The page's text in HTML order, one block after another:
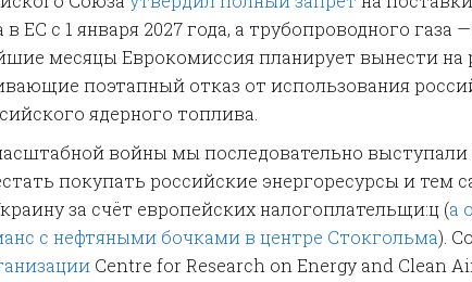
ЕС с 1 января 2027 года, а трубопроводного газа
месяцы Еврокомиссия планирует вынести на
поэтапный отказ от использования
ядерного топлива.
войны мы последовательно
покупать российские энергоресурсы и тем
за счёт европейских налогоплательщи:ц (а
с нефтяными бочками в центре Стокгольма).
Centre for Research on Energy and Clean